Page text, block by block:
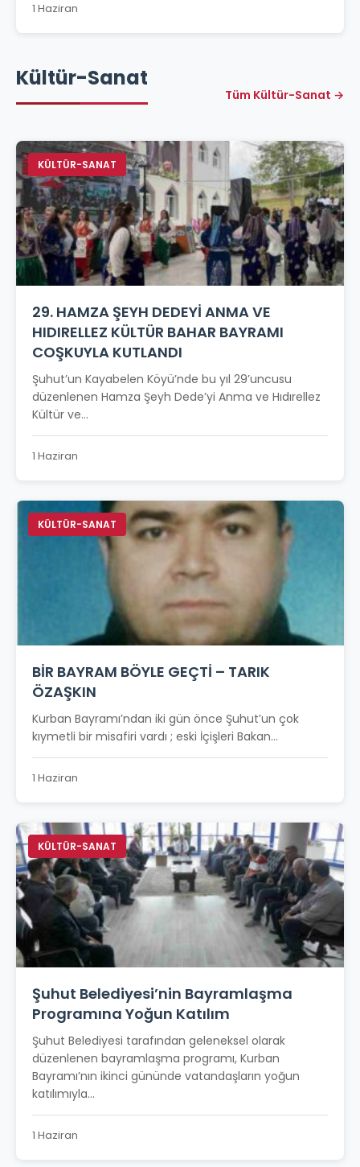
1 Haziran
Kültür-Sanat
Tüm Kültür-Sanat →
KÜLTÜR-SANAT
29. HAMZA ŞEYH DEDEYİ ANMA VE
HIDIRELLEZ KÜLTÜR BAHAR BAYRAMI
COŞKUYLA KUTLANDI
Şuhut’un Kayabelen Köyü’nde bu yıl 29’uncusu
düzenlenen Hamza Şeyh Dede’yi Anma ve Hıdırellez
Kültür ve...
1 Haziran
KÜLTÜR-SANAT
BİR BAYRAM BÖYLE GEÇTİ – TARIK
ÖZAŞKIN
Kurban Bayramı’ndan iki gün önce Şuhut’un çok
kıymetli bir misafiri vardı ; eski İçişleri Bakan...
1 Haziran
KÜLTÜR-SANAT
Şuhut Belediyesi’nin Bayramlaşma
Programına Yoğun Katılım
Şuhut Belediyesi tarafından geleneksel olarak
düzenlenen bayramlaşma programı, Kurban
Bayramı’nın ikinci gününde vatandaşların yoğun
katılımıyla...
1 Haziran